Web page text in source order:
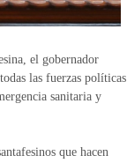
el gobernador
las fuerzas políticas
sanitaria y
que hacen